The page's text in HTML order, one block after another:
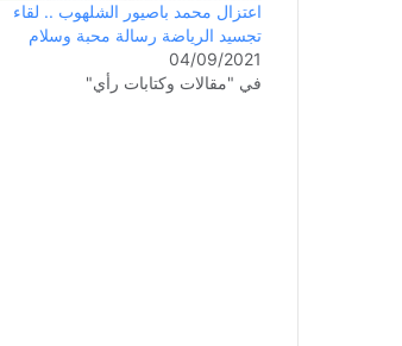
اعتزال محمد باصيور الشلهوب .. لقاء
تجسيد الرياضة رسالة محبة وسلام
04/09/2021
في "مقالات وكتابات رأي"